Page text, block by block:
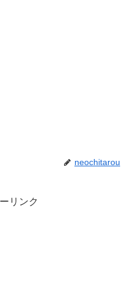
neochitarou
リンク